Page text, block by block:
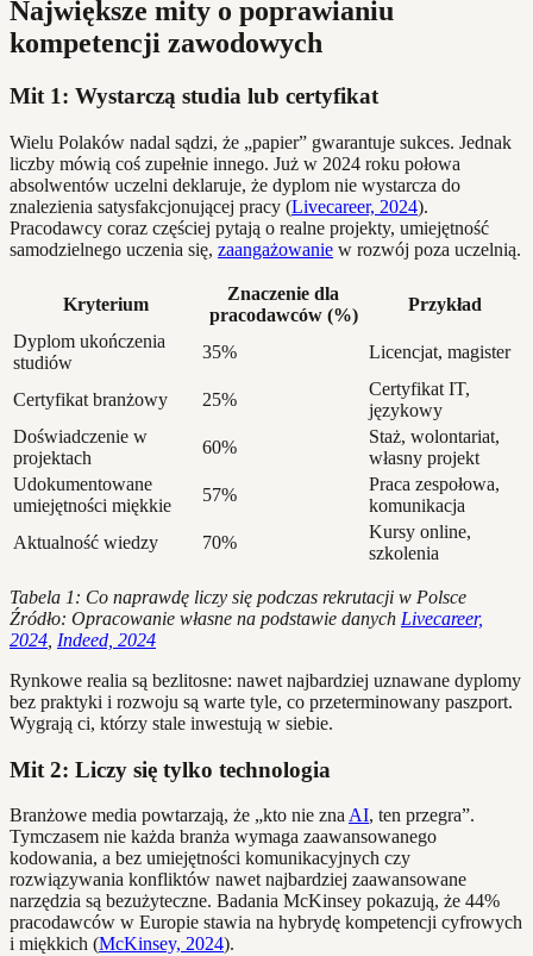
Największe mity o poprawianiu
kompetencji zawodowych
Mit 1: Wystarczą studia lub certyfikat
Wielu Polaków nadal sądzi, że „papier” gwarantuje sukces. Jednak
liczby mówią coś zupełnie innego. Już w 2024 roku połowa
absolwentów uczelni deklaruje, że dyplom nie wystarcza do
znalezienia satysfakcjonującej pracy (Livecareer, 2024).
Pracodawcy coraz częściej pytają o realne projekty, umiejętność
samodzielnego uczenia się, zaangażowanie w rozwój poza uczelnią.
Kryterium
Znaczenie dla
pracodawców (%)
Przykład
Dyplom ukończenia
studiów
35% Licencjat, magister
Certyfikat branżowy 25%
Certyfikat IT,
językowy
Doświadczenie w
projektach
60%
Staż, wolontariat,
własny projekt
Udokumentowane
umiejętności miękkie
57%
Praca zespołowa,
komunikacja
Aktualność wiedzy
70%
Kursy online,
szkolenia
Tabela 1: Co naprawdę liczy się podczas rekrutacji w Polsce
Źródło: Opracowanie własne na podstawie danych Livecareer,
2024 Indeed, 2024
Rynkowe realia są bezlitosne: nawet najbardziej uznawane dyplomy
bez praktyki i rozwoju są warte tyle, co przeterminowany paszport.
Wygrają ci, którzy stale inwestują w siebie.
Mit 2: Liczy się tylko technologia
Branżowe media powtarzają, że „kto nie zna AI, ten przegra”.
Tymczasem nie każda branża wymaga zaawansowanego
kodowania, a bez umiejętności komunikacyjnych czy
rozwiązywania konfliktów nawet najbardziej zaawansowane
narzędzia są bezużyteczne. Badania McKinsey pokazują, że 44%
pracodawców w Europie stawia na hybrydę kompetencji cyfrowych
i miękkich (McKinsey, 2024).